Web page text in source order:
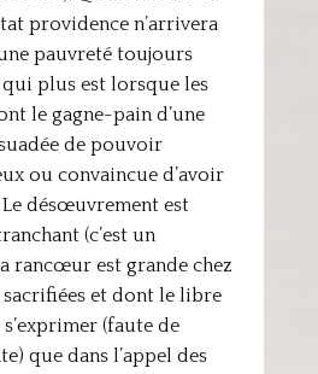
providence n’arrivera
pauvreté toujours
plus est lorsque les
le gagne-pain d’une
de pouvoir
ou convaincue d’avoir
désœuvrement est
(c’est un
rancœur est grande chez
sacrifiées et dont le libre
(faute de
que dans l’appel des